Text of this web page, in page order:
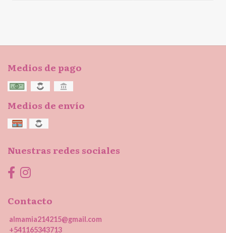
Medios de pago
Medios de envío
Nuestras redes sociales
Contacto
almamia214215@gmail.com
+541165343713